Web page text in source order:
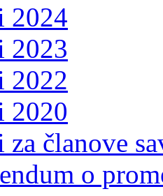
2024
2023
2022
2020
za članove
o